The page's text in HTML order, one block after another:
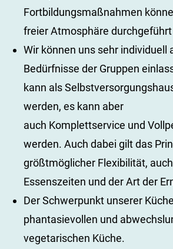
Fortbildungsmaßnahmen
freier Atmosphäre
Wir können uns sehr individuell
Bedürfnisse der Gruppen
kann als
werden, es kann aber
auch Komplettservice und
werden. Auch dabei gilt das
größtmöglicher Flexibilität,
Essenszeiten und der Art der
Der Schwerpunkt unserer
phantasievollen und
vegetarischen Küche.